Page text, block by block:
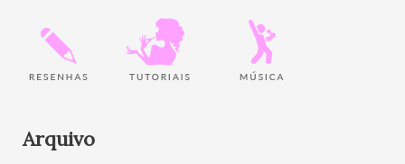
Arquivo